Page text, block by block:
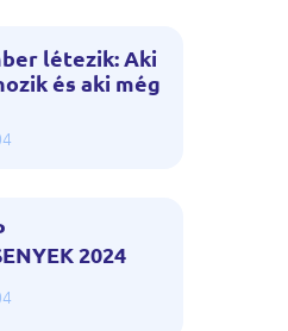
létezik: Aki
és aki még
2024